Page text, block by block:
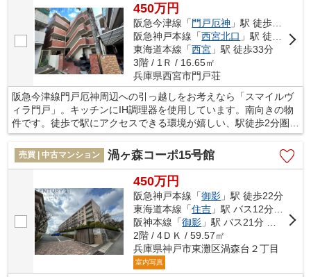
450万円
阪急今津線「門戸厄神 」駅 徒歩2分
阪急神戸本線「西宮北口 」駅 徒歩18分
東海道本線「西宮 」駅 徒歩33分
3階 / 1Ｒ / 16.65㎡
兵庫県西宮市門戸荘
阪急今津線門戸厄神周辺への引っ越しをお考えなら「スマイルヴ
ィラ門戸」。キッチンにIH調理器を使用しています。南向きの物
件です。徒歩で駅にアクセスできる環境が嬉しい、駅徒歩2分圏内
の物件です。不動産の購入を検討しているなら、不動産会社をし
っかりと選んで下さい。信頼と実績のある不動産会社を選ぶこと
で、不動産購入を成功させることに繋がります。
売買 | 中古マンション 渦ヶ森コーポ15号館
450万円
阪急神戸本線「御影 」駅 徒歩22分
東海道本線「住吉 」駅 バス12分 「渦森台２丁目」 停歩3分
阪神本線「御影 」駅 バス21分 「渦森台２丁目」 停歩3分
2階 / 4ＤＫ / 59.57㎡
兵庫県神戸市東灘区渦森台２丁目
室内写真